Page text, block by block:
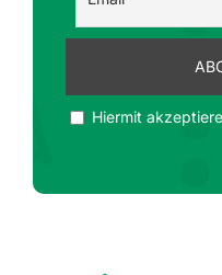
Hiermit